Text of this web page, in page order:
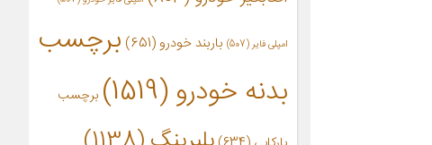
امپلی فایر (507) باربند خودرو(651)
برچسب
بدنه خودرو(1519) برچسب